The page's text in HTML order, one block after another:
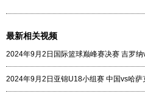
最新相关视频
2024年9月2日国际篮球巅峰赛决赛 吉罗
2024年9月2日亚锦U18小组赛 中国vs哈萨